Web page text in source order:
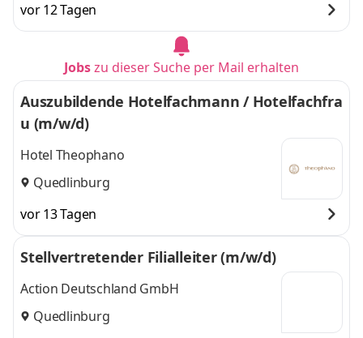
vor 12 Tagen
Jobszu dieser Suche per Mail erhalten
Auszubildende Hotelfachmann / Hotelfachfra
u (m/w/d)
Hotel Theophano
Quedlinburg
vor 13 Tagen
Stellvertretender Filialleiter (m/w/d)
Action Deutschland GmbH
Quedlinburg